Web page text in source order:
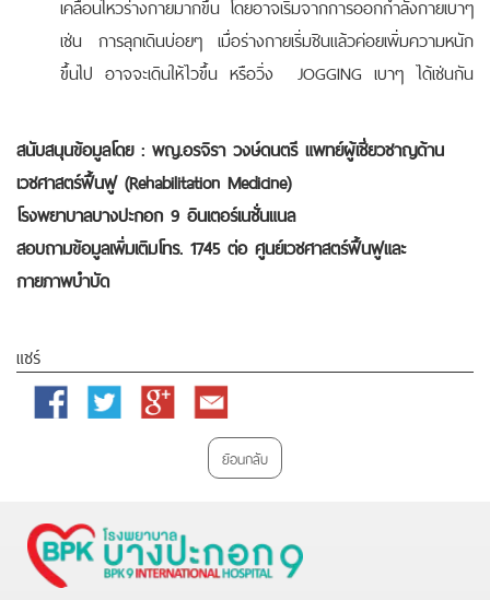
เช่น การลุกเดินบ่อยๆ เมื่อร่างกายเริ่มชินแล้วค่อยเพิ่มความหนัก
ขึ้นไป อาจจะเดินให้ไวขึ้น หรือวิ่ง JOGGING เบาๆ ได้เช่นกัน
สนับสนุนข้อมูลโดย : พญ.อรจิรา วงษ์ดนตรี แพทย์ผู้เชี่ยวชาญด้าน
เวชศาสตร์ฟื้นฟู (Rehabilitation Medicine)
โรงพยาบาลบางปะกอก 9 อินเตอร์เนชั่นแนล
สอบถามข้อมูลเพิ่มเติมโทร. 1745 ต่อ ศูนย์เวชศาสตร์ฟื้นฟูและ
กายภาพบำบัด
แชร์
Facebook Twitter
Google
Email
ย้อนกลับ